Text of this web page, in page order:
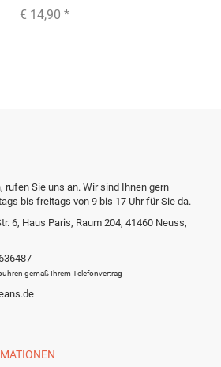
€ 14,90 *
rufen Sie uns an. Wir sind Ihnen gern
bis freitags von 9 bis 17 Uhr für Sie da.
6, Haus Paris, Raum 204, 41460 Neuss,
gemäß Ihrem Telefonvertrag